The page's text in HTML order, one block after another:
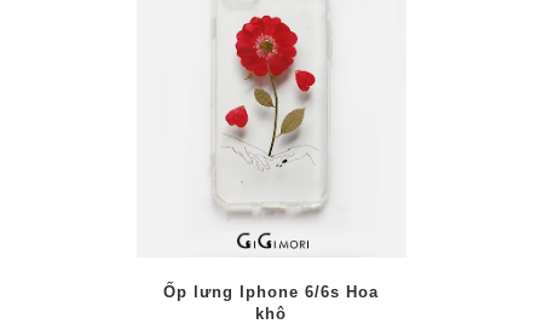
Ốp lưng Iphone 6/6s Hoa
khô